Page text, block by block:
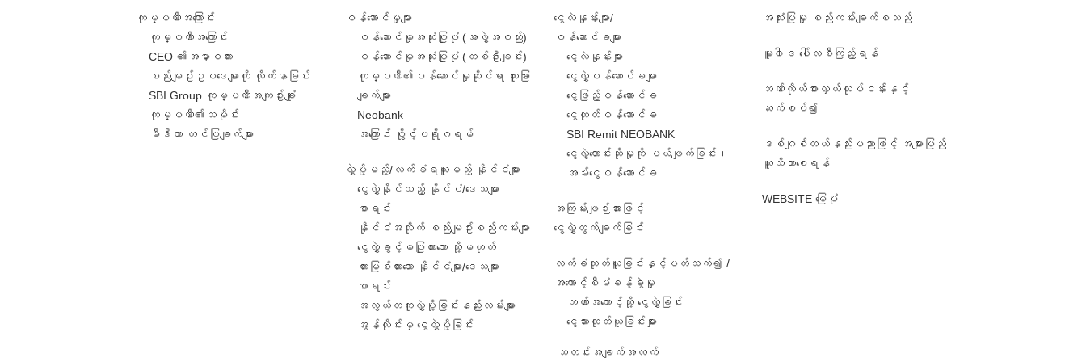
ကုမ္ပဏီအကြောင်း
ကုမ္ပဏီအကြောင်း
CEO ၏အမှာစကား
စည်းမျဥ်းဥပဒေများကို လိုက်နာခြင်း
SBI Group ကုမ္ပဏီအကျဥ်းချုံး
ကုမ္ပဏီ၏သမိုင်း
မီဒီယာ တင်ပြချက်များ
ဝန်ဆောင်မှုများ
ဝန်ဆောင်မှုအသုံးပြုပုံ (အဖွဲ့အစည်း)
ဝန်ဆောင်မှုအသုံးပြုပုံ (တစ်ဦးချင်း)
ကုမ္ပဏီ၏ဝန်ဆောင်မှုဆိုင်ရာ ထူးခြား
ချက်များ
Neobank
အကြောင်း ပွိုင့်ပရိုဂရမ်
လွှဲပို့မည့်/လက်ခံရယူမည့် နိုင်ငံများ
ငွေလွှဲနိုင်သည့် နိုင်ငံ/ဒေသများ
စာရင်း
နိုင်ငံအလိုက် စည်းမျဥ်းစည်းကမ်းများ
ငွေလွှဲခွင့်မပြုထားသော သို့မဟုတ်
တားမြစ်ထားသော နိုင်ငံများ/ဒေသများ
စာရင်း
အလွယ်တကူလွှဲပို့ခြင်းနည်းလမ်းများ
အွန်လိုင်းမှ ငွေလွှဲပို့ခြင်း
ငွေလဲနှုန်းများ/
ဝန်ဆောင်ခများ
ငွေလဲနှုန်းများ
ငွေလွှဲဝန်ဆောင်ခများ
ငွေဖြည့်ဝန်ဆောင်ခ
ငွေထုတ်ဝန်ဆောင်ခ
SBI Remit NEOBANK
ငွေလွှဲတောင်းဆိုမှုကို ပယ်ဖျက်ခြင်း၊
အမ်းငွေဝန်ဆောင်ခ
အကြမ်းဖျဉ်းအားဖြင့်
ငွေလွှဲတွက်ချက်ခြင်း
လက်ခံထုတ်ယူခြင်းနှင့်ပတ်သက်၍ /
အကောင့်စီမံခန့်ခွဲမှု
ဘဏ်အကောင့်သို့ ငွေလွှဲခြင်း
ငွေသားထုတ်ယူခြင်းများ
သတင်းအချက်အလက်
အသုံးပြုမှု စည်းကမ်းချက်စသည်
မူ၀ါဒ ပေါ်လစီကြည့်ရန်
ဘဏ်ကိုယ်စားလှယ်လုပ်ငန်းနှင့်
ဆက်စပ်၍
ဒစ်ဂျစ်တယ်နည်းပညာဖြင့် အများပြည်
သူသိသာစေရန်
WEBSITE မြေပုံ